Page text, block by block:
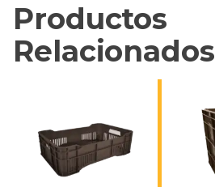
Productos
Relacionados